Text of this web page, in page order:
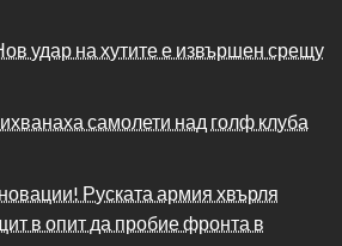
удар на хутите е извършен срещу
самолети над голф клуба
Руската армия хвърля
в опит да пробие фронта в